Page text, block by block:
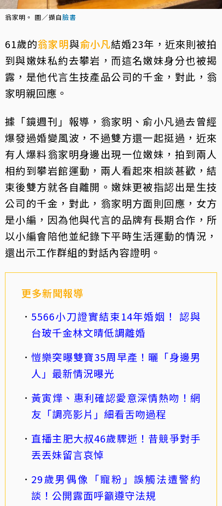
翁家明。 圖／擷自臉書
61歲的翁家明與俞小凡結婚23年，近來則被拍
到與嫩妹私約去攀岩，而這名嫩妹身分也被揭
露，是他代言生技產品公司的千金，對此，翁
家明親回應。
據「鏡週刊」報導，翁家明、俞小凡過去曾經
爆發過婚變風波，不過雙方還一起挺過，近來
有人爆料翁家明身邊出現一位嫩妹，拍到兩人
相約到攀岩館運動，兩人看起來相談甚歡，結
束後雙方就各自離開。嫩妹更被指認出是生技
公司的千金，對此，翁家明方面則回應，女方
是小編，因為他與代言的品牌有長期合作，所
以小編會陪他並紀錄下平時生活運動的情況，
還出示工作群組的對話內容證明。
更多新聞報導
5566小刀證實結束14年婚姻！ 認與
台玻千金林文晴低調離婚
愷樂突曝雙寶35周早產！曬「身邊男
人」最新情況曝光
黃寅燁、惠利確認愛意深情熱吻！網
友「調亮影片」細看舌吻過程
直播主肥大叔46歲驟逝！昔競爭對手
丟丟妹留言哀悼
29歲男偶像「寵粉」誤觸法遭警約
談！公開露面呼籲遵守法規